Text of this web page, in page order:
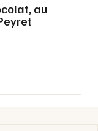
au